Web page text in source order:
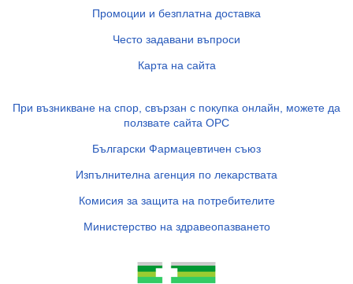
Промоции и безплатна доставка
Често задавани въпроси
Карта на сайта
При възникване на спор, свързан с покупка онлайн, можете да
ползвате сайта ОРС
Български Фармацевтичен съюз
Изпълнителна агенция по лекарствата
Комисия за защита на потребителите
Министерство на здравеопазването